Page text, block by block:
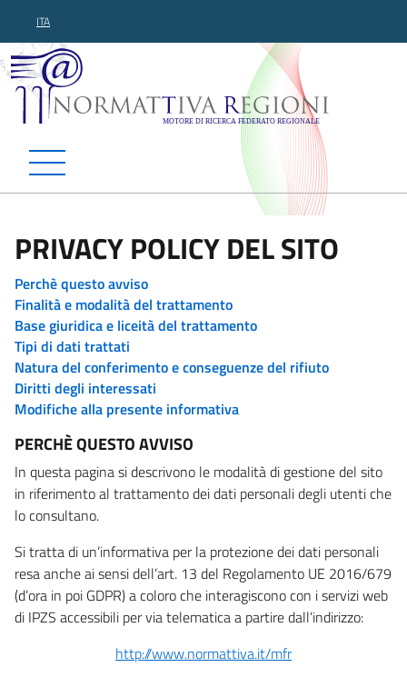
ITA
Normattiva Regioni -
PRIVACY POLICY DEL SITO
Perchè questo avviso
Finalità e modalità del trattamento
Base giuridica e liceità del trattamento
Tipi di dati trattati
Natura del conferimento e conseguenze del rifiuto
Diritti degli interessati
Modifiche alla presente informativa
PERCHÈ QUESTO AVVISO
In questa pagina si descrivono le modalità di gestione del sito
in riferimento al trattamento dei dati personali degli utenti che
lo consultano.
Si tratta di un’informativa per la protezione dei dati personali
resa anche ai sensi dell’art. 13 del Regolamento UE 2016/679
(d’ora in poi GDPR) a coloro che interagiscono con i servizi web
di IPZS accessibili per via telematica a partire dall’indirizzo:
http://www.normattiva.it/mfr